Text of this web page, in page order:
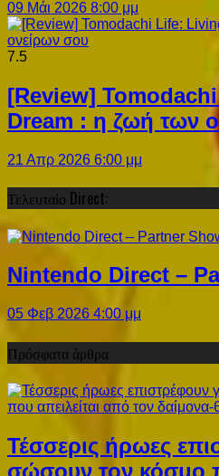
09 Μάι 2026 8:00 μμ
7.5
[Review]
Dream : η ζωή των
21 Απρ 2026 6:00 μμ
Τελευταίο Direct:
Nintendo Direct –
05 Φεβ 2026 4:00 μμ
Πρόσφατα άρθρα
Τέσσερις ήρωες
σώσουν τον κόσμο